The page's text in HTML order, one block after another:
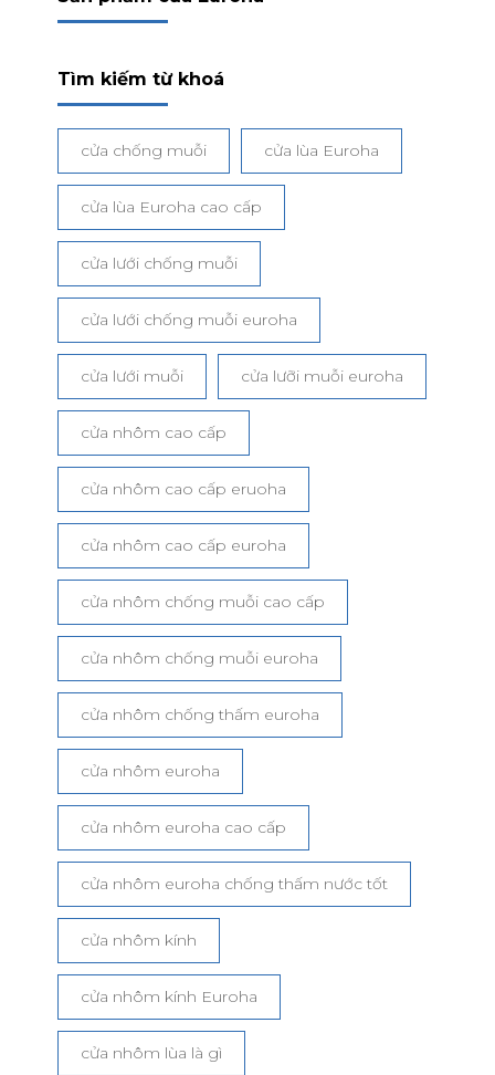
Tìm kiếm từ khoá
cửa chống muỗi cửa lùa Euroha
cửa lùa Euroha cao cấp
cửa lưới chống muỗi
cửa lưới chống muỗi euroha
cửa lưới muỗi cửa lưỡi muỗi euroha
cửa nhôm cao cấp
cửa nhôm cao cấp eruoha
cửa nhôm cao cấp euroha
cửa nhôm chống muỗi cao cấp
cửa nhôm chống muỗi euroha
cửa nhôm chống thấm euroha
cửa nhôm euroha
cửa nhôm euroha cao cấp
cửa nhôm euroha chống thấm nước tốt
cửa nhôm kính
cửa nhôm kính Euroha
cửa nhôm lùa là gì